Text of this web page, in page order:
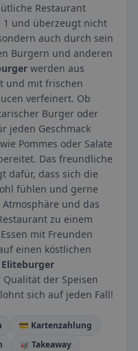
Restaurant
1 und überzeugt nicht
auch durch sein
Burgern und anderen
werden aus
und mit frischen
verfeinert. Ob
Burger oder
jeden Geschmack
Pommes oder Salate
Das freundliche
dafür, dass sich die
fühlen und gerne
und das
zu einem
mit Freunden
einen köstlichen
Eliteburger
der Speisen
sich auf jeden Fall!
💳 Kartenzahlung
🥡 Takeaway